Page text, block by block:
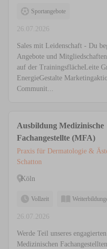
Sportangebote
26.07.2026
Sales mit Leidenschaft - Du
Angebote und
auf der TrainingsflächeLeite
EnergieGestalte
Communit...
Ausbildung Medizinische
Fachangestellte (MFA)
Praxis für Dermatologie &
Schatton
Köln
Vollzeit
26.07.2026
Werde Teil unseres
Medizinischen